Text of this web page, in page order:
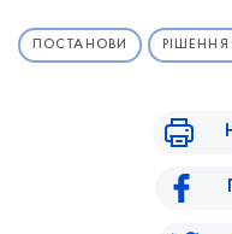
ПОСТАНОВИ